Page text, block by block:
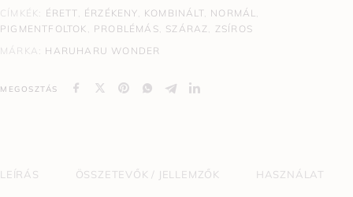
CÍMKÉK: ÉRETT, ÉRZÉKENY, KOMBINÁLT, NORMÁL,
PIGMENTFOLTOK , PROBLÉMÁS, SZÁRAZ , ZSÍROS
MÁRKA: HARUHARU WONDER
MEGOSZTÁS
LEÍRÁS ÖSSZETEVŐK / JELLEMZŐK HASZNÁLAT